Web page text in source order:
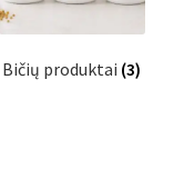
Bičių produktai (3)